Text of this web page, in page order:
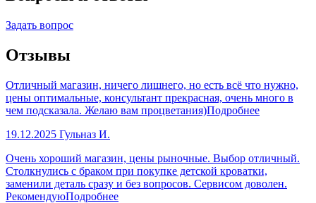
Задать вопрос
Отзывы
Отличный магазин, ничего лишнего, но есть всё что нужно,
цены оптимальные, консультант прекрасная, очень много в
чем подсказала. Желаю вам процветания)Подробнее
19.12.2025 Гульназ И.
Очень хороший магазин, цены рыночные. Выбор отличный.
Столкнулись с браком при покупке детской кроватки,
заменили деталь сразу и без вопросов. Сервисом доволен.
РекомендуюПодробнее